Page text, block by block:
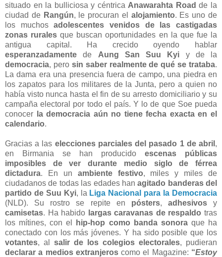
situado en la bulliciosa y céntrica Anawarahta Road de la
ciudad de Rangún, le procuran el alojamiento. Es uno de
los muchosadolescentes venidos de las castigadas
zonas rurales que buscan oportunidades en la que fue la
antigua capital. Ha crecido oyendo hablar
esperanzadamente de Aung San Suu Kyi y de la
democracia, pero sin saber realmente de qué se trataba.
La dama era una presencia fuera de campo, una piedra en
los zapatos para los militares de la Junta, pero a quien no
había visto nunca hasta el fin de su arresto domiciliario y su
campaña electoral por todo el país. Y lo de que Soe pueda
conocer
la democracia aún no tiene fecha exacta en el
calendario.
Gracias a las elecciones parciales del pasado 1 de abril ,
en Birmania se han producido escenas públicas
imposibles de ver durante medio siglo de férrea
dictadura. En un ambiente festivo, miles y miles de
ciudadanos de todas las edades hanagitado banderas del
partido de Suu Kyi, la Liga Nacional para la Democracia
(NLD). Su rostro se repite en pósters, adhesivosy
camisetas. Ha habido largas caravanas de respaldo tras
los mítines, con el
hip-hop como banda sonoraque ha
conectado con los más jóvenes. Y ha sido posible que los
votantes, al salir de los colegios electorales, pudieran
declarar a medios extranjeroscomo el Magazine: “Estoy